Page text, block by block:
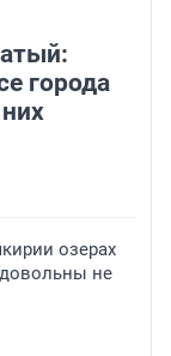
города
озерах
не